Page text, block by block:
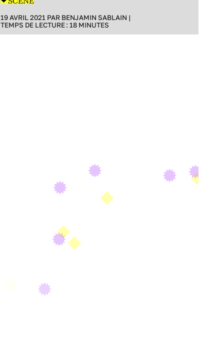
19 AVRIL 2021 PAR BENJAMIN SABLAIN |
TEMPS DE LECTURE : 18MINUTES